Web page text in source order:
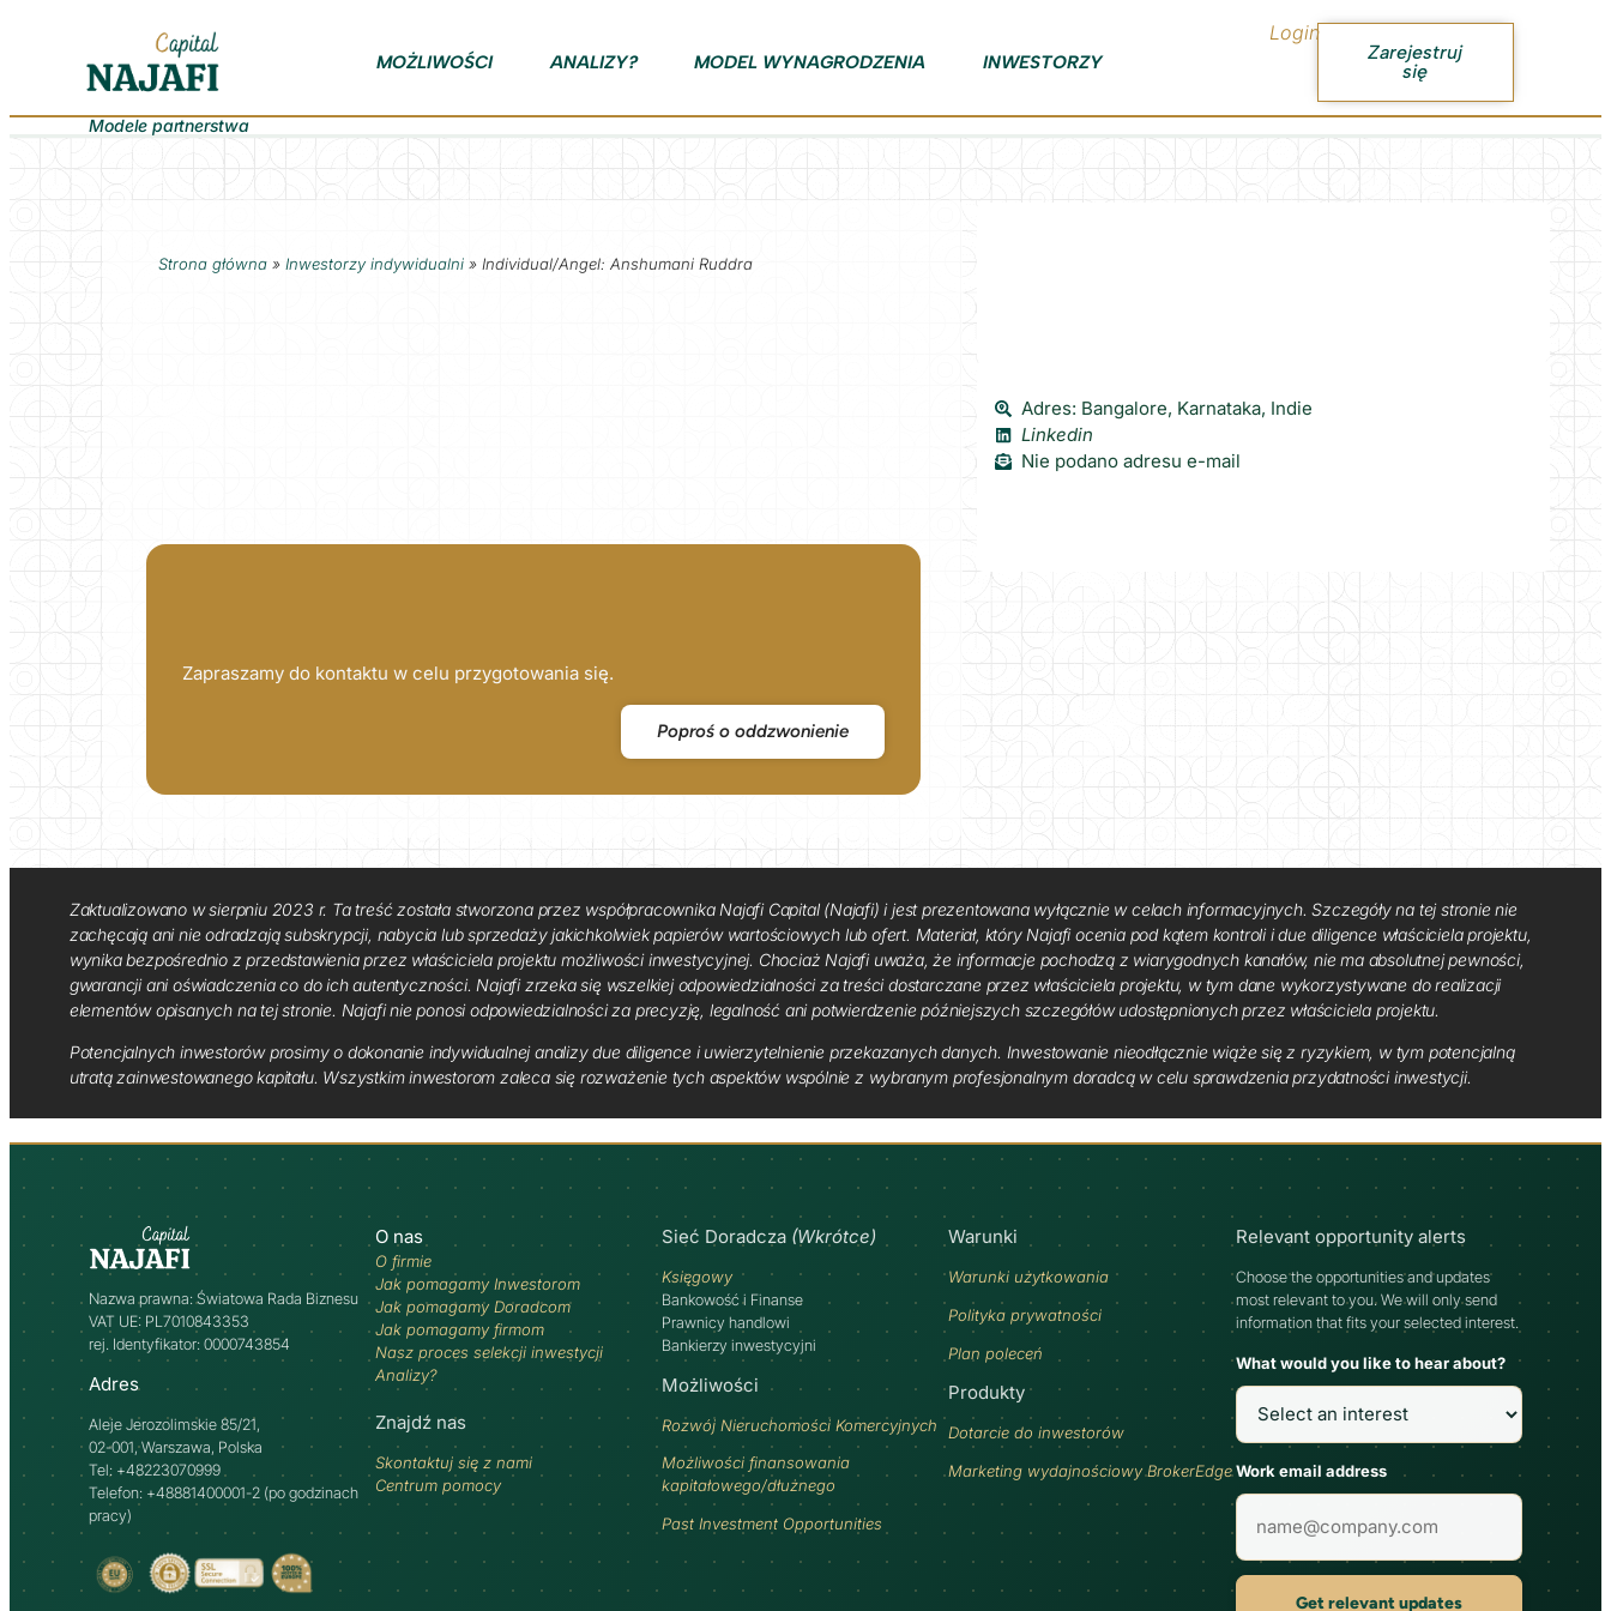
MOŻLIWOŚCI ANALIZY? MODEL WYNAGRODZENIA INWESTORZY
Login
Zarejestruj
się
Modele partnerstwa
Strona główna »Inwestorzy indywidualni » Individual/Angel: Anshumani Ruddra
Zapraszamy do kontaktu w celu przygotowania się.
Poproś o oddzwonienie
Adres: Bangalore, Karnataka, Indie
Linkedin
Nie podano adresu e-mail
Zaktualizowano w sierpniu 2023 r. Ta treść została stworzona przez współpracownika Najafi Capital (Najafi) i jest prezentowana wyłącznie w celach informacyjnych. Szczegóły na tej stronie nie
zachęcają ani nie odradzają subskrypcji, nabycia lub sprzedaży jakichkolwiek papierów wartościowych lub ofert. Materiał, który Najafi ocenia pod kątem kontroli i due diligence właściciela projektu,
wynika bezpośrednio z przedstawienia przez właściciela projektu możliwości inwestycyjnej. Chociaż Najafi uważa, że ​​informacje pochodzą z wiarygodnych kanałów, nie ma absolutnej pewności,
gwarancji ani oświadczenia co do ich autentyczności. Najafi zrzeka się wszelkiej odpowiedzialności za treści dostarczane przez właściciela projektu, w tym dane wykorzystywane do realizacji
elementów opisanych na tej stronie. Najafi nie ponosi odpowiedzialności za precyzję, legalność ani potwierdzenie późniejszych szczegółów udostępnionych przez właściciela projektu.
Potencjalnych inwestorów prosimy o dokonanie indywidualnej analizy due diligence i uwierzytelnienie przekazanych danych. Inwestowanie nieodłącznie wiąże się z ryzykiem, w tym potencjalną
utratą zainwestowanego kapitału. Wszystkim inwestorom zaleca się rozważenie tych aspektów wspólnie z wybranym profesjonalnym doradcą w celu sprawdzenia przydatności inwestycji.
Nazwa prawna: Światowa Rada Biznesu
VAT UE: PL7010843353
rej. Identyfikator: 0000743854
Adres
Aleje Jerozolimskie 85/21,
02-001, Warszawa, Polska
Tel: +48223070999
Telefon: +48881400001-2 (po godzinach
pracy)
O nas
O firmie
Jak pomagamy Inwestorom
Jak pomagamy Doradcom
Jak pomagamy firmom
Nasz proces selekcji inwestycji
Analizy?
Znajdź nas
Skontaktuj się z nami
Centrum pomocy
Sieć Doradcza (Wkrótce)
Księgowy
Bankowość i Finanse
Prawnicy handlowi
Bankierzy inwestycyjni
Możliwości
Rozwój Nieruchomości Komercyjnych
Możliwości finansowania
kapitałowego/dłużnego
Past Investment Opportunities
Warunki
Warunki użytkowania
Polityka prywatności
Plan poleceń
Produkty
Dotarcie do inwestorów
Marketing wydajnościowy BrokerEdge
Relevant opportunity alerts
Choose the opportunities and updates
most relevant to you. We will only send
information that fits your selected interest.
What would you like to hear about?
Work email address
Get relevant updates